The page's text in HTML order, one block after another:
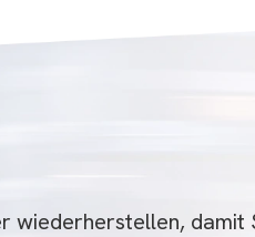
wiederherstellen, damit